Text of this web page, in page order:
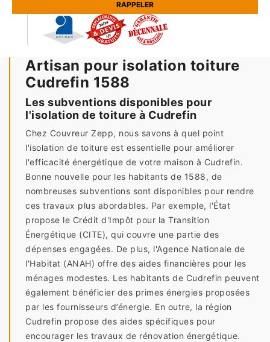
Artisan pour isolation toiture
Cudrefin 1588
Les subventions disponibles pour
l'isolation de toiture à Cudrefin
Chez Couvreur Zepp, nous savons à quel point
l'isolation de toiture est essentielle pour améliorer
l'efficacité énergétique de votre maison à Cudrefin.
Bonne nouvelle pour les habitants de 1588, de
nombreuses subventions sont disponibles pour rendre
ces travaux plus abordables. Par exemple, l'État
propose le Crédit d'Impôt pour la Transition
Énergétique (CITE), qui couvre une partie des
dépenses engagées. De plus, l'Agence Nationale de
l'Habitat (ANAH) offre des aides financières pour les
ménages modestes. Les habitants de Cudrefin peuvent
également bénéficier des primes énergies proposées
par les fournisseurs d’énergie. En outre, la région
Cudrefin propose des aides spécifiques pour
encourager les travaux de rénovation énergétique.